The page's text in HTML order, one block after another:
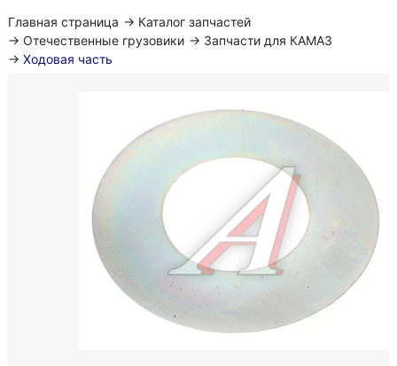
Главная страница → Каталог запчастей
→ Отечественные грузовики → Запчасти для КАМАЗ
→ Ходовая часть